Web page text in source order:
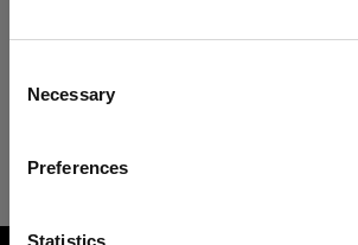
Selection
Necessary
Preferences
Statistics
Aggiornare la tua
Pro-7b Head